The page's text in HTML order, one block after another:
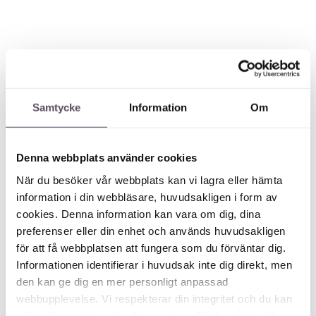
Samtycke Information Om
Denna webbplats använder cookies
När du besöker vår webbplats kan vi lagra eller hämta
information i din webbläsare, huvudsakligen i form av
cookies. Denna information kan vara om dig, dina
preferenser eller din enhet och används huvudsakligen
för att få webbplatsen att fungera som du förväntar dig.
Informationen identifierar i huvudsak inte dig direkt, men
den kan ge dig en mer personligt anpassad
webbupplevelse. Vi respekterar din integritet och du kan
Samtalsgrupp hos ABF
Malmö